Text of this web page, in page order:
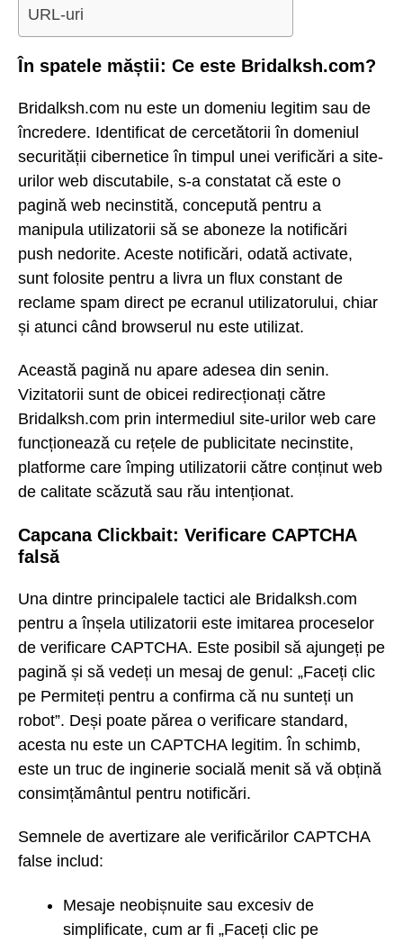
URL-uri
În spatele măștii: Ce este Bridalksh.com?
Bridalksh.com nu este un domeniu legitim sau de
încredere. Identificat de cercetătorii în domeniul
securității cibernetice în timpul unei verificări a site-
urilor web discutabile, s-a constatat că este o
pagină web necinstită, concepută pentru a
manipula utilizatorii să se aboneze la notificări
push nedorite. Aceste notificări, odată activate,
sunt folosite pentru a livra un flux constant de
reclame spam direct pe ecranul utilizatorului, chiar
și atunci când browserul nu este utilizat.
Această pagină nu apare adesea din senin.
Vizitatorii sunt de obicei redirecționați către
Bridalksh.com prin intermediul site-urilor web care
funcționează cu rețele de publicitate necinstite,
platforme care împing utilizatorii către conținut web
de calitate scăzută sau rău intenționat.
Capcana Clickbait: Verificare CAPTCHA
falsă
Una dintre principalele tactici ale Bridalksh.com
pentru a înșela utilizatorii este imitarea proceselor
de verificare CAPTCHA. Este posibil să ajungeți pe
pagină și să vedeți un mesaj de genul: „Faceți clic
pe Permiteți pentru a confirma că nu sunteți un
robot”. Deși poate părea o verificare standard,
acesta nu este un CAPTCHA legitim. În schimb,
este un truc de inginerie socială menit să vă obțină
consimțământul pentru notificări.
Semnele de avertizare ale verificărilor CAPTCHA
false includ:
Mesaje neobișnuite sau excesiv de
simplificate, cum ar fi „Faceți clic pe